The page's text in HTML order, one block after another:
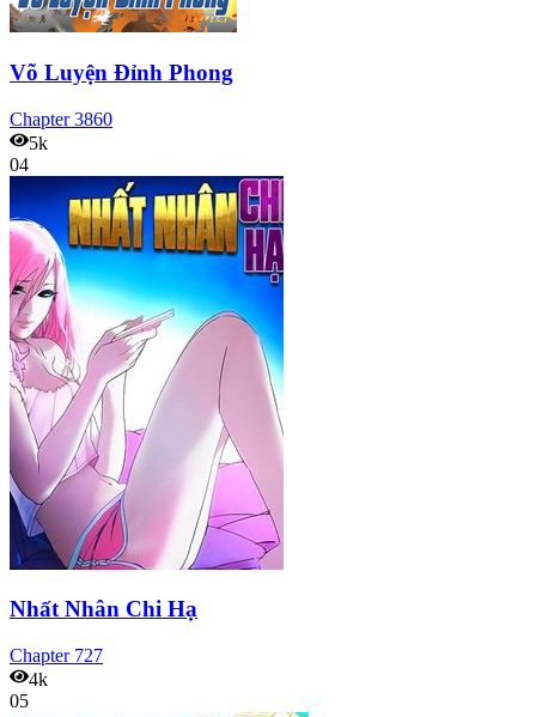
Võ Luyện Đỉnh Phong
Chapter3860
5k
04
Nhất Nhân Chi Hạ
Chapter 727
4k
05